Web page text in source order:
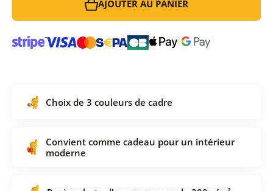
AJOUTER AU PANIER
Choix de 3 couleurs de cadre
Convient comme cadeau pour un intérieur
moderne